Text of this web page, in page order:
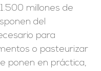
millones de
del
para
o pasteurizar
ponen en práctica,